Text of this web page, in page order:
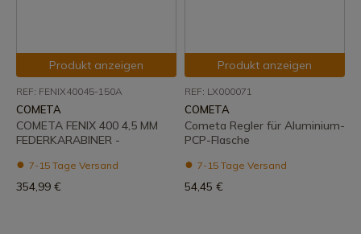
Produkt anzeigen
REF: FENIX40045-150A
COMETA
COMETA FENIX 400 4,5 MM
FEDERKARABINER -
7-15 Tage Versand
354,99 €
Produkt anzeigen
REF: LX000071
COMETA
Cometa Regler für Aluminium-
PCP-Flasche
7-15 Tage Versand
54,45 €